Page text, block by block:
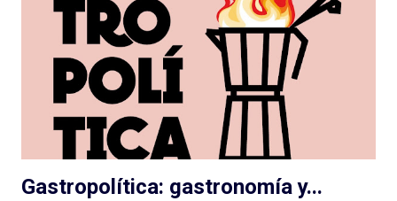
actuaciones exageradas, guiones flojos y se escuchan desde el
vamos sin dirección clara: como resultado cuesta escucharlas y
pensamos que la ficción no es para nosotrxs ... Algún día
deberemos sentarnos a hablar seriamente del rol de dirección
en el podcast , que vale para cualquier g...
Gastropolítica: gastronomía y...